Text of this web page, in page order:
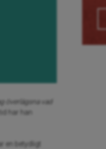
överlägsna vad
har han
en betydligt